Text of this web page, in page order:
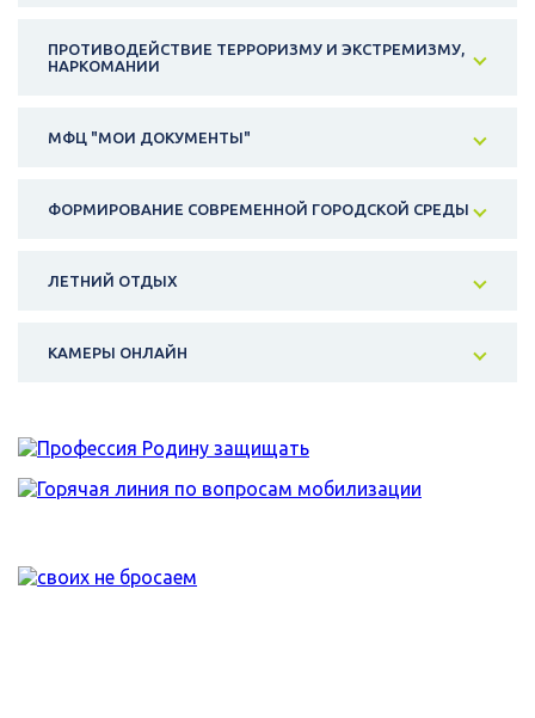
ПРОТИВОДЕЙСТВИЕ ТЕРРОРИЗМУ И ЭКСТРЕМИЗМУ,
НАРКОМАНИИ
МФЦ "МОИ ДОКУМЕНТЫ"
ФОРМИРОВАНИЕ СОВРЕМЕННОЙ ГОРОДСКОЙ СРЕДЫ
ЛЕТНИЙ ОТДЫХ
КАМЕРЫ ОНЛАЙН